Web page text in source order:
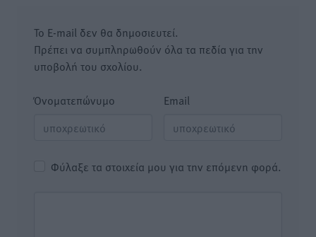
Το E-mail δεν θα δημοσιευτεί.
Πρέπει να συμπληρωθούν όλα τα πεδία για την
υποβολή του σχολίου.
Όνοματεπώνυμο Email
Φύλαξε τα στοιχεία μου για την επόμενη φορά.